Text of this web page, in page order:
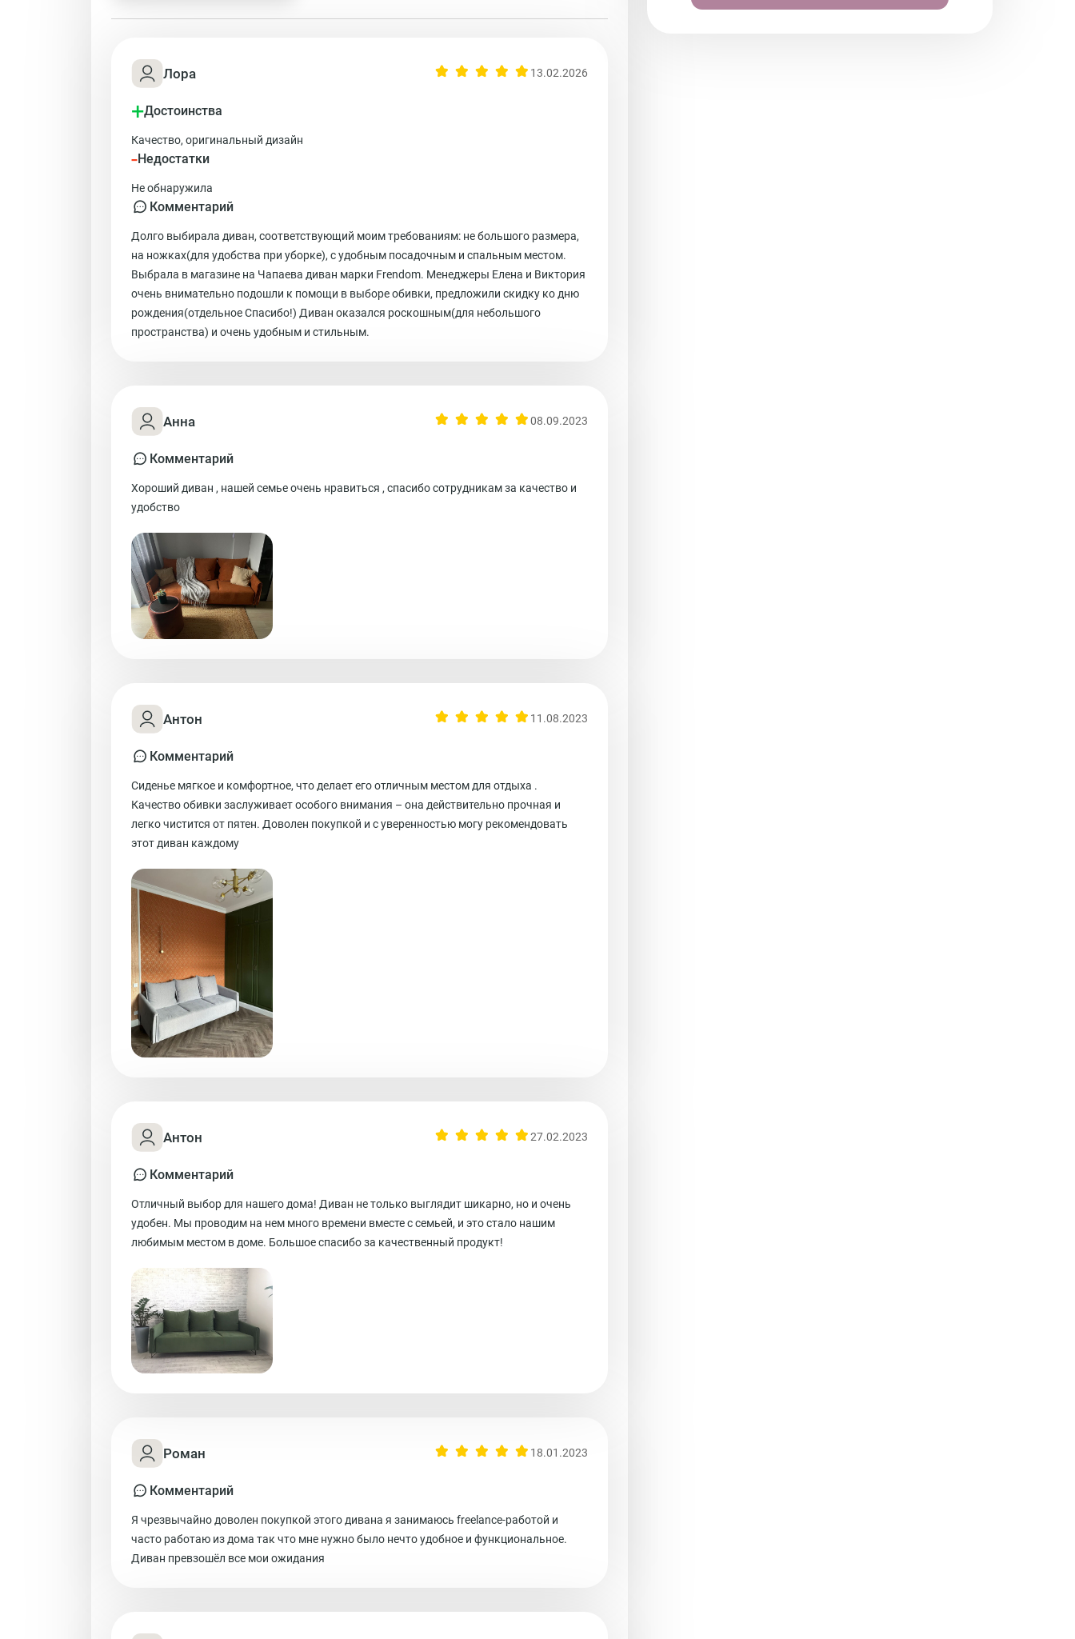
Лора 13.02.2026
+Достоинства
Качество, оригинальный дизайн
-Недостатки
Не обнаружила
Комментарий
Долго выбирала диван, соответствующий моим требованиям: не большого размера,
на ножках(для удобства при уборке), с удобным посадочным и спальным местом.
Выбрала в магазине на Чапаева диван марки Frendom. Менеджеры Елена и Виктория
очень внимательно подошли к помощи в выборе обивки, предложили скидку ко дню
рождения(отдельное Спасибо!) Диван оказался роскошным(для небольшого
пространства) и очень удобным и стильным.
Анна 08.09.2023
Комментарий
Хороший диван , нашей семье очень нравиться , спасибо сотрудникам за качество и
удобство
Антон 11.08.2023
Комментарий
Сиденье мягкое и комфортное, что делает его отличным местом для отдыха .
Качество обивки заслуживает особого внимания – она действительно прочная и
легко чистится от пятен. Доволен покупкой и с уверенностью могу рекомендовать
этот диван каждому
Антон 27.02.2023
Комментарий
Отличный выбор для нашего дома! Диван не только выглядит шикарно, но и очень
удобен. Мы проводим на нем много времени вместе с семьей, и это стало нашим
любимым местом в доме. Большое спасибо за качественный продукт!
Роман 18.01.2023
Комментарий
Я чрезвычайно доволен покупкой этого дивана я занимаюсь freelance-работой и
часто работаю из дома так что мне нужно было нечто удобное и функциональное.
Диван превзошёл все мои ожидания